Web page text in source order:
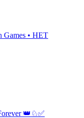
Games • НЕТ
👑♘✅